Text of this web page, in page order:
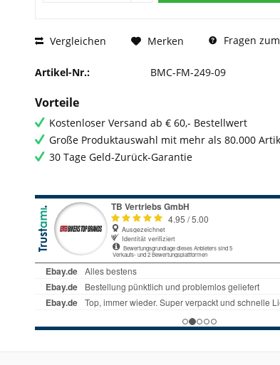
Vergleichen Merken Fragen
Artikel-Nr.: BMC-FM-249-09
Vorteile
Kostenloser Versand ab € 60,- Bestellwert
Große Produktauswahl mit mehr als 80.000
30 Tage Geld-Zurück-Garantie